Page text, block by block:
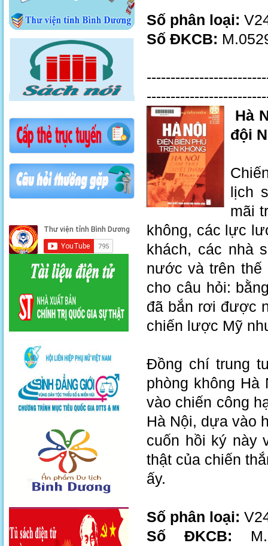
Số phân loại:
Số ĐKCB:
Hà
đội
lịch
mãi
không, các lực
khách, các nhà
nước và trên
cho câu hỏi:
đã bắn rơi được
chiến lược Mỹ
Đồng chí trung
phòng không Hà
vào chiến công
Hà Nội, dựa vào
cuốn hồi ký này
thật của chiến
ấy.
Số phân loại:
Số ĐKCB: